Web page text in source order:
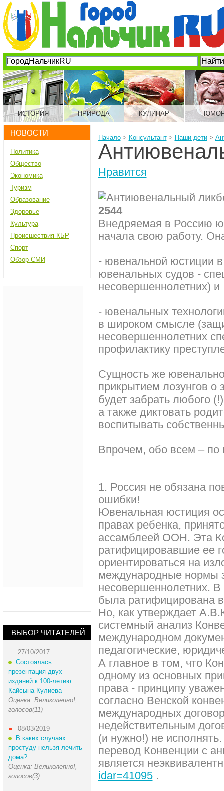
ИСТОРИЯ ПРИРОДА КУЛИНАР
НОВОСТИ
Политика
Общество
Экономика
Туризм
Образование
Здоровье
Культура
Происшествия КБР
Спорт
Обзор СМИ
ВЫБОР ЧИТАТЕЛЕЙ
27/10/2017
Состоялась
презентация двух
изданий к 100-летию
Кайсына Кулиева
Оценка: Великолепно!,
голосов(11)
08/03/2019
В каких случаях
простуду нельзя лечить
дома?
Оценка: Великолепно!,
голосов(3)
Начало> Консультант> Наши дети>
Нравится
2544
Внедряемая в Россию
начала свою работу.
- ювенальной юстиции
ювенальных судов -
несовершеннолетних) и
- ювенальных
в широком смысле
несовершеннолетних
профилактику
Сущность же
прикрытием лозунгов
будет забрать любого
а также диктовать
воспитывать
Впрочем, обо всем – по
1. Россия не обязана
ошибки!
Ювенальная юстиция
правах ребенка,
ассамблеей ООН. Эта
ратифицировавшие ее
ориентироваться на
международные нормы
несовершеннолетних.
была ратифицирована в
Но, как утверждает
системный анализ
международном
педагогические,
А главное в том, что
одному из основных
права - принципу
согласно Венской
международных
недействительным
(и нужно!) не
перевод Конвенции с
является
idar=41095.